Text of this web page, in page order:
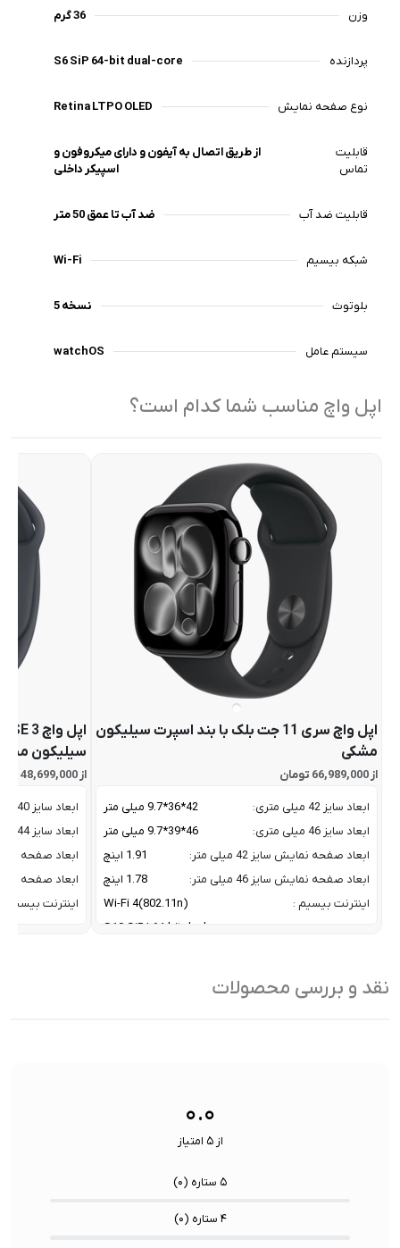
وزن 36 گرم
پردازنده S6 SiP 64-bit dual-core
نوع صفحه نمایش Retina LTPO OLED
قابلیت
تماس
از طریق اتصال به آیفون و دارای میکروفون و
اسپیکر داخلی
قابلیت ضد آب ضد آب تا عمق 50 متر
شبکه بیسیم Wi-Fi
بلوتوث نسخه 5
سیستم عامل watchOS
اپل واچ مناسب شما کدام است؟
اپل واچ سری 11 جت بلک با بند اسپرت سیلیکون
مشکی
از 66,989,000 تومان
ابعاد سایز 42 میلی متری:
42*36*9.7 میلی متر
ابعاد سایز 46 میلی متری:
46*39*9.7 میلی متر
ابعاد صفحه نمایش سایز 42 میلی متر:
1.91 اینچ
ابعاد صفحه نمایش سایز 46 میلی متر:
1.78 اینچ
اینترنت بیسیم :
Wi-Fi 4(802.11n)
S10 SiP | 64-bit dual-core
موتور عصبی:
سیلیکون
از 48,699,000 تومان
ابعاد سایز 40 میلی متری:
ابعاد سایز 44 میلی متری:
ابعاد صفحه نمایش
ابعاد صفحه نمایش
اینترنت بیسیم :
نقد و بررسی محصولات
۰.۰
از ۵ امتیاز
۵ ستاره ( ۰)
۴ ستاره ( ۰)